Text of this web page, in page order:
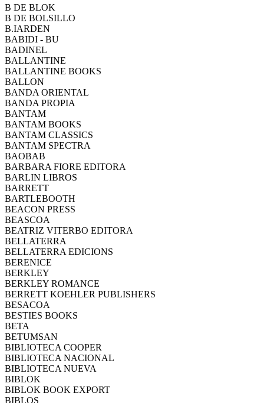
B DE BLOK
B DE BOLSILLO
B.IARDEN
BABIDI - BU
BADINEL
BALLANTINE
BALLANTINE BOOKS
BALLON
BANDA ORIENTAL
BANDA PROPIA
BANTAM
BANTAM BOOKS
BANTAM CLASSICS
BANTAM SPECTRA
BAOBAB
BARBARA FIORE EDITORA
BARLIN LIBROS
BARRETT
BARTLEBOOTH
BEACON PRESS
BEASCOA
BEATRIZ VITERBO EDITORA
BELLATERRA
BELLATERRA EDICIONS
BERENICE
BERKLEY
BERKLEY ROMANCE
BERRETT KOEHLER PUBLISHERS
BESACOA
BESTIES BOOKS
BETA
BETUMSAN
BIBLIOTECA COOPER
BIBLIOTECA NACIONAL
BIBLIOTECA NUEVA
BIBLOK
BIBLOK BOOK EXPORT
BIBLOS